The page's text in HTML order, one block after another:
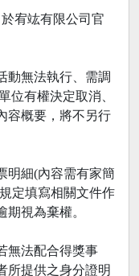
宥竑有限公司官
動無法執行、需調
位有權決定取消、
容概要，將不另行
明細(內容需有家簡
定填寫相關文件作
視為棄權。
無法配合得獎事
所提供之身分證明